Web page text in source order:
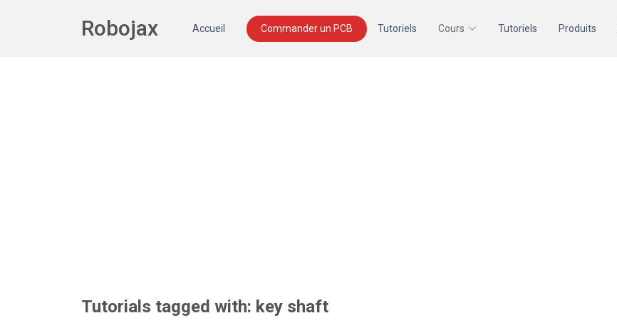
Robojax Accueil Commander un PCB Tutoriels Cours Tutoriels Produits
Tutorials tagged with: key shaft